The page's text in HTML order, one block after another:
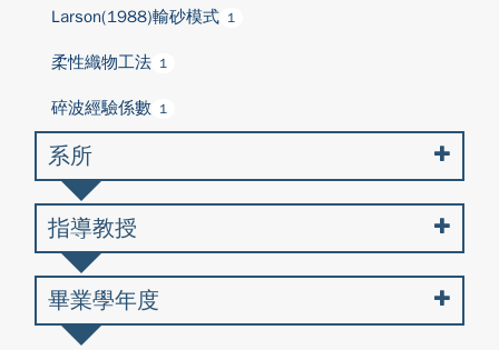
Larson(1988)輸砂模式 1
柔性織物工法 1
碎波經驗係數 1
系所
指導教授
畢業學年度